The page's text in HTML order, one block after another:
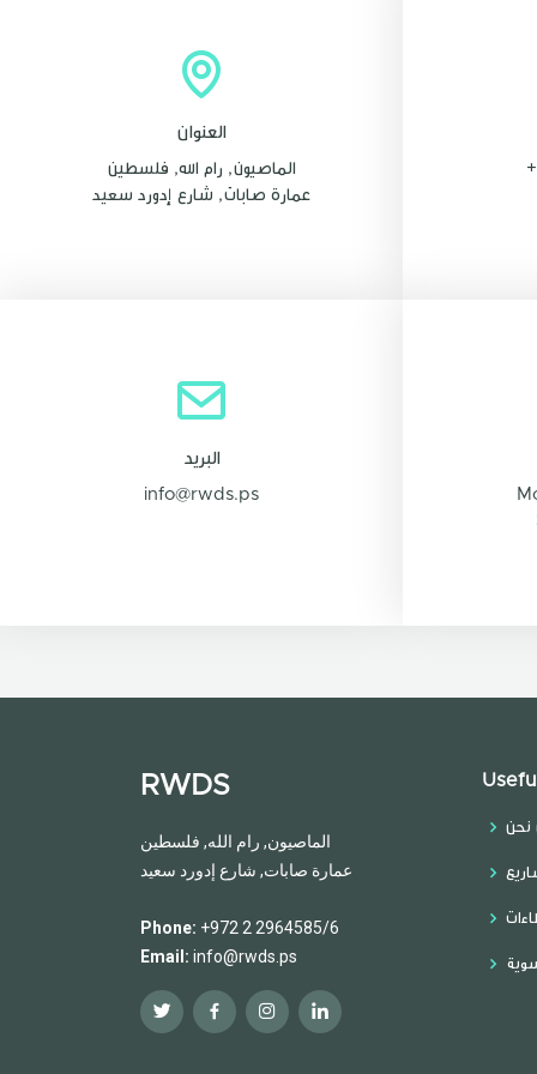
العنوان
الماصيون, رام الله, فلسطين
عمارة صابات, شارع إدورد سعيد
البريد
info@rwds.ps
RWDS
الماصيون, رام الله, فلسطين
عمارة صابات, شارع إدورد سعيد
Phone: +972 2 2964585/6
Email: info@rwds.ps
نحن